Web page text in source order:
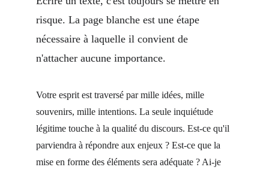
risque. La page blanche est une étape
nécessaire à laquelle il convient de
n'attacher aucune importance.
Votre esprit est traversé par mille idées, mille
souvenirs, mille intentions. La seule inquiétude
légitime touche à la qualité du discours. Est-ce qu'il
parviendra à répondre aux enjeux ? Est-ce que la
mise en forme des éléments sera adéquate ? Ai-je